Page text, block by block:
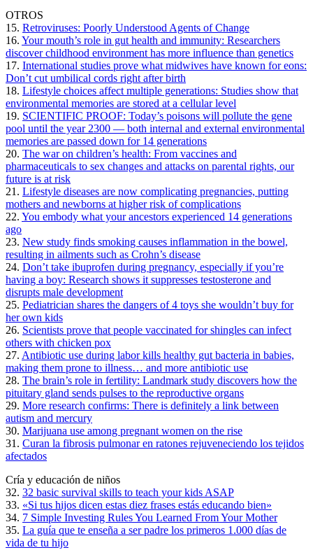
OTROS
15. Retroviruses: Poorly Understood Agents of Change
16. Your mouth’s role in gut health and immunity: Researchers
discover childhood environment has more influence than genetics
17. International studies prove what midwives have known for eons:
Don’t cut umbilical cords right after birth
18. Lifestyle choices affect multiple generations: Studies show that
environmental memories are stored at a cellular level
19. SCIENTIFIC PROOF: Today’s poisons will pollute the gene
pool until the year 2300 — both internal and external environmental
memories are passed down for 14 generations
20. The war on children’s health: From vaccines and
pharmaceuticals to sex changes and attacks on parental rights, our
future is at risk
21. Lifestyle diseases are now complicating pregnancies, putting
mothers and newborns at higher risk of complications
22. You embody what your ancestors experienced 14 generations
ago
23. New study finds smoking causes inflammation in the bowel,
resulting in ailments such as Crohn’s disease
24. Don’t take ibuprofen during pregnancy, especially if you’re
having a boy: Research shows it suppresses testosterone and
disrupts male development
25. Pediatrician shares the dangers of 4 toys she wouldn’t buy for
her own kids
26. Scientists prove that people vaccinated for shingles can infect
others with chicken pox
27. Antibiotic use during labor kills healthy gut bacteria in babies,
making them prone to illness… and more antibiotic use
28. The brain’s role in fertility: Landmark study discovers how the
pituitary gland sends pulses to the reproductive organs
29. More research confirms: There is definitely a link between
autism and mercury
30. Marijuana use among pregnant women on the rise
31. Curan la fibrosis pulmonar en ratones rejuveneciendo los tejidos
afectados
Cría y educación de niños
32. 32 basic survival skills to teach your kids ASAP
33. «Si tus hijos dicen estas diez frases estás educando bien»
34. 7 Simple Investing Rules You Learned From Your Mother
35. La guía que te enseña a ser padre los primeros 1.000 días de
vida de tu hijo